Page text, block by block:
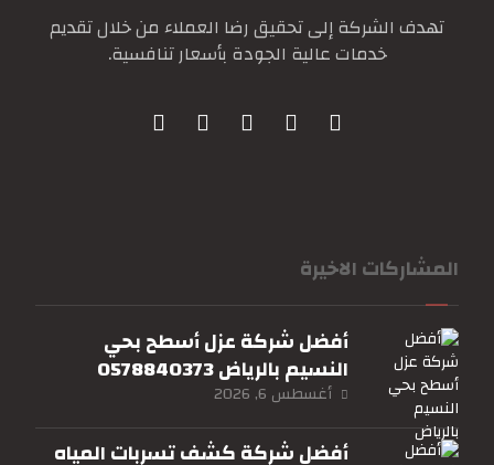
تهدف الشركة إلى تحقيق رضا العملاء من خلال تقديم
خدمات عالية الجودة بأسعار تنافسية.
المشاركات الاخيرة
أفضل شركة عزل أسطح بحي
النسيم بالرياض 0578840373
أغسطس 6, 2026
أفضل شركة كشف تسربات المياه